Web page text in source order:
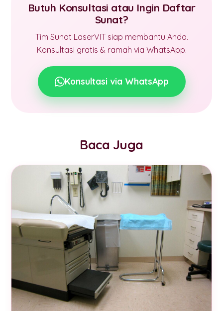
Butuh Konsultasi atau Ingin Daftar
Sunat?
Tim Sunat LaserVIT siap membantu Anda.
Konsultasi gratis & ramah via WhatsApp.
Konsultasi via WhatsApp
Baca Juga